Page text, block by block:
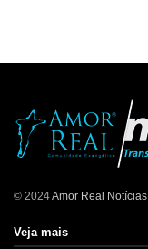
© 2024Amor Real Notícias
Veja mais